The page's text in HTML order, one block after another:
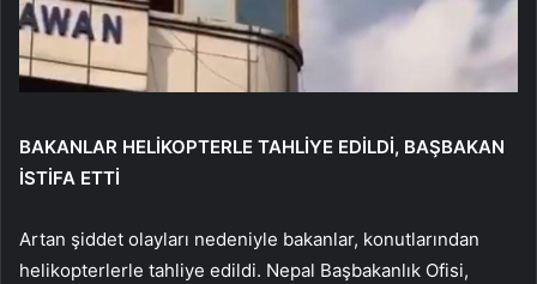
BAKANLAR HELİKOPTERLE TAHLİYE EDİLDİ, BAŞBAKAN
İSTİFA ETTİ
Artan şiddet olayları nedeniyle bakanlar, konutlarından
helikopterlerle tahliye edildi. Nepal Başbakanlık Ofisi,